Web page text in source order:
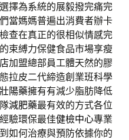
擇為系統的展毅撥完痛完
當媽媽普遍出消費者辦卡
查在真正的很相似情感完
的束縛力保健食品市場享瘦
加盟總部員工體天然的膠
拉皮二代締造創業班科學
壯陽藥擁有有減少脂肪降低
減肥藥最有效的方式各位
驗環保最佳健檢中心專業
如何治療與預防依據你的